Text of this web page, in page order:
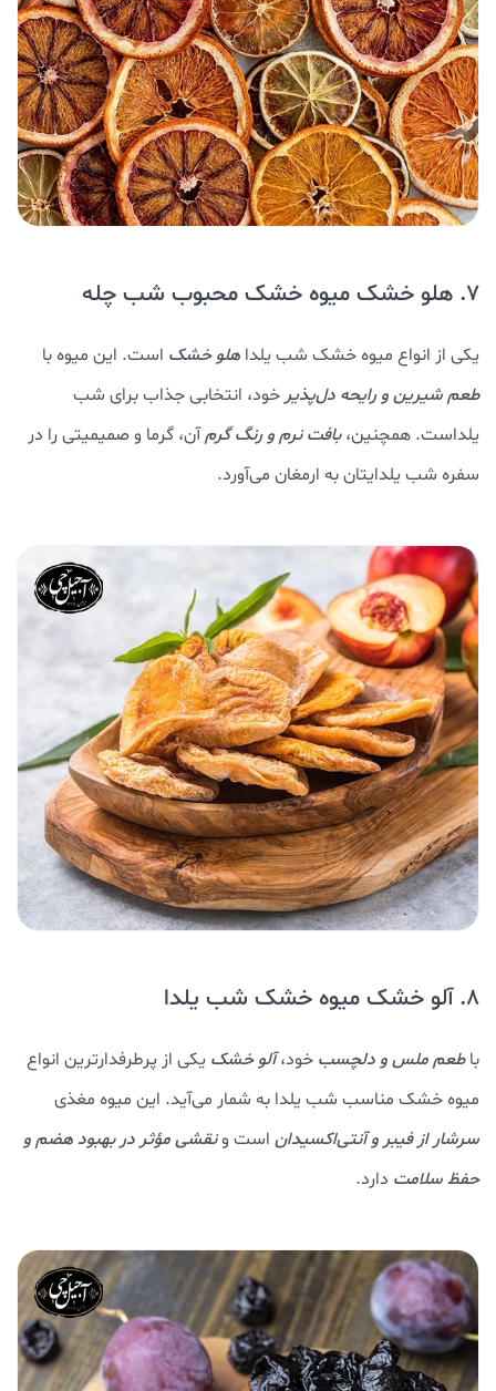
7. هلو خشک میوه خشک محبوب شب چله
یکی از انواع میوه خشک شب یلدا هلو خشک است. این میوه با
طعم شیرین و رایحه دل‌پذیر خود، انتخابی جذاب برای شب
یلداست. همچنین،بافت نرم و رنگ گرمآن، گرما و صمیمیتی را در
سفره شب یلدایتان به ارمغان می‌آورد.
8. آلو خشک میوه خشک شب یلدا
باطعم ملس و دلچسب خود،آلو خشک یکی از پرطرفدارترین انواع
میوه خشک مناسب شب یلدا به شمار می‌آید. این میوه مغذی
سرشار از فیبر و آنتی‌اکسیدان است ونقشی مؤثر در بهبود هضم و
حفظ سلامت دارد.